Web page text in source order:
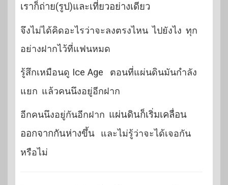
เราก็ถ่าย(รูป)และเที่ยวอย่างเดียว
จึงไม่ได้คิดอะไรว่าจะลงตรงไหน ไปยังไง ทุก
อย่างฝากไว้ที่แฟนหมด
รู้สึกเหมือนดู Ice Age
ตอนที่แผ่นดินมันกำลัง
แยก แล้วคนนึงอยู่อีกฝาก
อีกคนนึงอยู่กันอีกฝาก แผ่นดินก็เริ่มเคลื่อน
ออกจากกันห่างขึ้น และไม่รู้ว่าจะได้เจอกัน
หรือไม่